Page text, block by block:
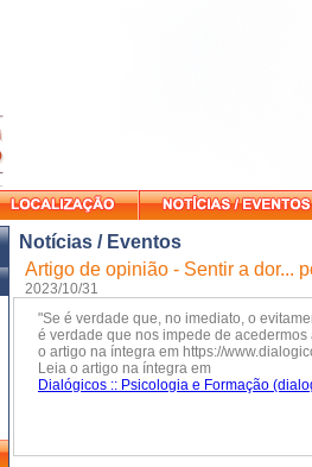
Notícias / Eventos
Artigo de opinião - Sentir a dor...
2023/10/31
"Se é verdade que, no imediato, o
é verdade que nos impede de
o artigo na íntegra em https://
Leia o artigo na íntegra em
Dialógicos :: Psicologia e Formação